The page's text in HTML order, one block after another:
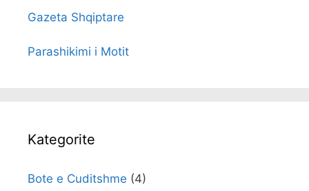
Gazeta Shqiptare
Parashikimi i Motit
Kategorite
Bote e Cuditshme (4)